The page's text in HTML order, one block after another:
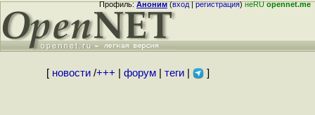
Профиль:Аноним(вход|регистрация)неRUopennet.me
[ новости/+++ форум| теги| ]